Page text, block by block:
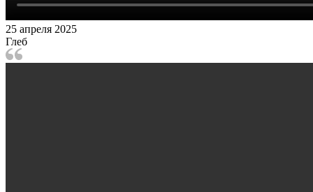
25 апреля 2025
Глеб